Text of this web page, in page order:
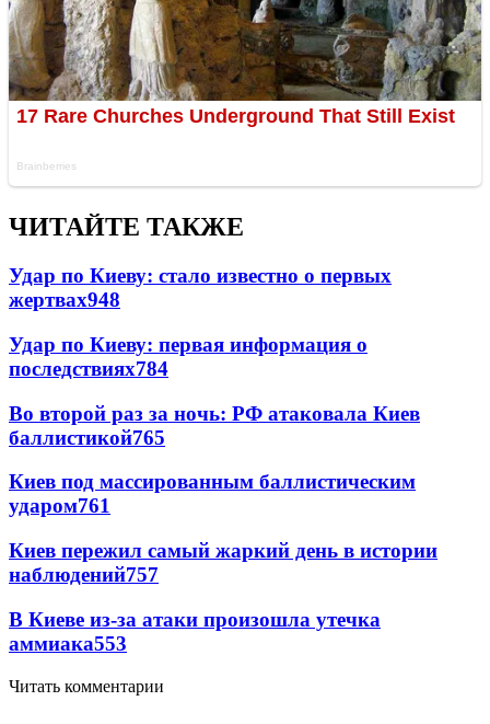
ЧИТАЙТЕ ТАКЖЕ
Удар по Киеву: стало известно о первых
жертвах948
Удар по Киеву: первая информация о
последствиях784
Во второй раз за ночь: РФ атаковала Киев
баллистикой765
Киев под массированным баллистическим
ударом761
Киев пережил самый жаркий день в истории
наблюдений757
В Киеве из-за атаки произошла утечка
аммиака553
Читать комментарии